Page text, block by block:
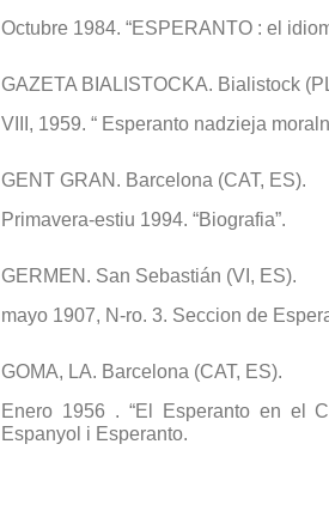
Octubre 1984. “ESPERANTO : el
GAZETA BIALISTOCKA. Bialistock
VIII, 1959. “ Esperanto nadzieja
GENT GRAN. Barcelona (CAT, ES).
Primavera-estiu 1994. “Biografia”.
GERMEN. San Sebastián (VI, ES).
mayo 1907, N-ro. 3. Seccion de
GOMA, LA. Barcelona (CAT, ES).
Enero 1956 . “El Esperanto en el
Espanyol i Esperanto.